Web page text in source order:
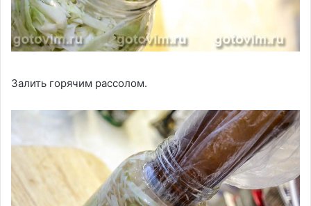
Залить горячим рассолом.